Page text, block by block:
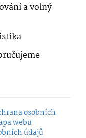
a volný
osobních
webu
údajů